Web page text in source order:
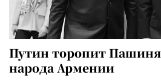
Путин торопит
народа Армении